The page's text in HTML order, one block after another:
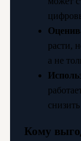
расти,
а не
Кому